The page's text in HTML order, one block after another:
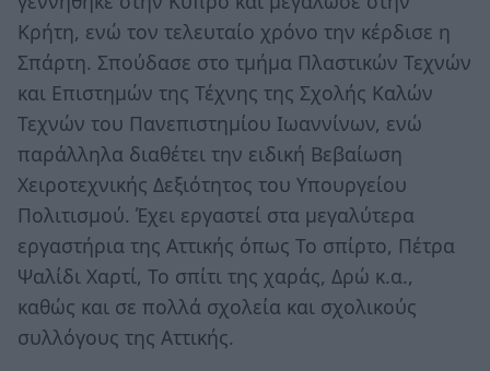
Κρήτη, ενώ τον τελευταίο χρόνο την κέρδισε η
Σπάρτη. Σπούδασε στο τμήμα Πλαστικών Τεχνών
και Επιστημών της Τέχνης της Σχολής Καλών
Τεχνών του Πανεπιστημίου Ιωαννίνων, ενώ
παράλληλα διαθέτει την ειδική Βεβαίωση
Χειροτεχνικής Δεξιότητος του Υπουργείου
Πολιτισμού. Έχει εργαστεί στα μεγαλύτερα
εργαστήρια της Αττικής όπως Το σπίρτο, Πέτρα
Ψαλίδι Χαρτί, Το σπίτι της χαράς, Δρώ κ.α.,
καθώς και σε πολλά σχολεία και σχολικούς
συλλόγους της Αττικής.